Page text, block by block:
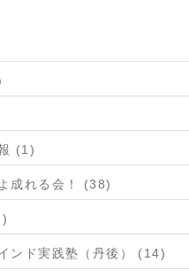
(1)
成れる会！ (38)
ンド実践塾（丹後） (14)